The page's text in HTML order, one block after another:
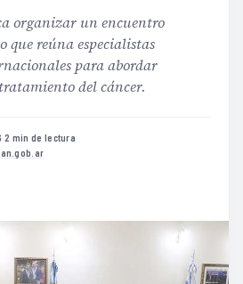
organizar un encuentro
reúna especialistas
para abordar
del cáncer.
·2 min de lectura·